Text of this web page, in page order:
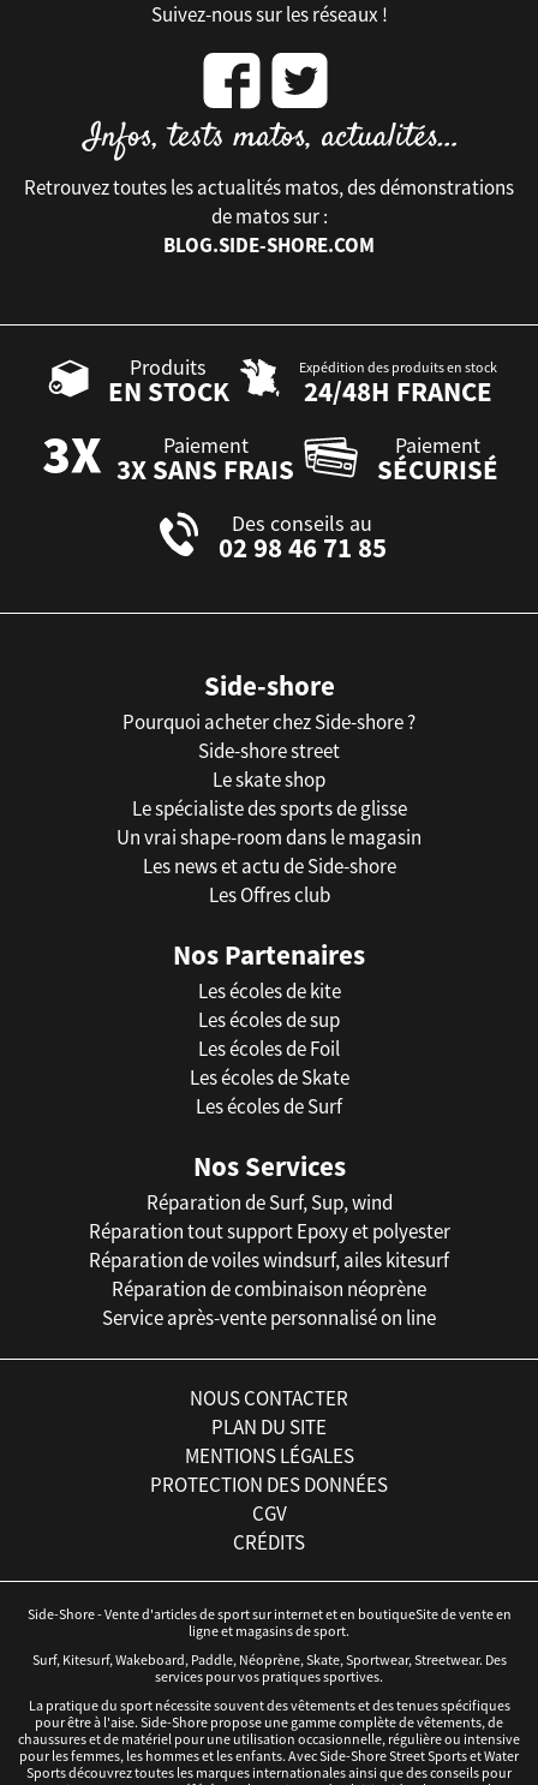
Suivez-nous sur les réseaux !
Retrouvez toutes les actualités matos, des démonstrations
de matos sur :
BLOG.SIDE-SHORE.COM
Produits
EN STOCK
Expédition des produits en stock
24/48H FRANCE
Paiement
3X SANS FRAIS
Paiement
SÉCURISÉ
Des conseils au
02 98 46 71 85
Side-shore
Pourquoi acheter chez Side-shore ?
Side-shore street
Le skate shop
Le spécialiste des sports de glisse
Un vrai shape-room dans le magasin
Les news et actu de Side-shore
Les Offres club
Nos Partenaires
Les écoles de kite
Les écoles de sup
Les écoles de Foil
Les écoles de Skate
Les écoles de Surf
Nos Services
Réparation de Surf, Sup, wind
Réparation tout support Epoxy et polyester
Réparation de voiles windsurf, ailes kitesurf
Réparation de combinaison néoprène
Service après-vente personnalisé on line
NOUS CONTACTER
PLAN DU SITE
MENTIONS LÉGALES
PROTECTION DES DONNÉES
CGV
CRÉDITS
Side-Shore - Vente d'articles de sport sur internet et en boutiqueSite de vente en
ligne et magasins de sport.
Surf, Kitesurf, Wakeboard, Paddle, Néoprène, Skate, Sportwear, Streetwear. Des
services pour vos pratiques sportives.
La pratique du sport nécessite souvent des vêtements et des tenues spécifiques
pour être à l'aise. Side-Shore propose une gamme complète de vêtements, de
chaussures et de matériel pour une utilisation occasionnelle, régulière ou intensive
pour les femmes, les hommes et les enfants. Avec Side-Shore Street Sports et Water
Sports découvrez toutes les marques internationales ainsi que des conseils pour